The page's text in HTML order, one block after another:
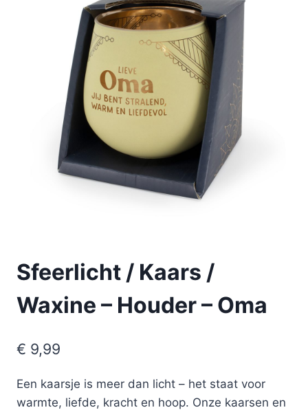
Sfeerlicht / Kaars /
Waxine – Houder – Oma
€ 9,99
Een kaarsje is meer dan licht – het staat voor
warmte, liefde, kracht en hoop. Onze kaarsen en